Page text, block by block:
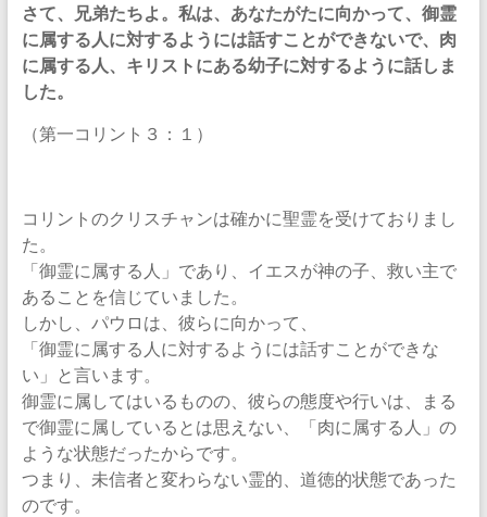
さて、兄弟たちよ。私は、あなたがたに向かって、御霊
に属する人に対するようには話すことができないで、肉
に属する人、キリストにある幼子に対するように話しま
した。
（第一コリント３：１）
コリントのクリスチャンは確かに聖霊を受けておりまし
た。
「御霊に属する人」であり、イエスが神の子、救い主で
あることを信じていました。
しかし、パウロは、彼らに向かって、
「御霊に属する人に対するようには話すことができな
い」と言います。
御霊に属してはいるものの、彼らの態度や行いは、まる
で御霊に属しているとは思えない、「肉に属する人」の
ような状態だったからです。
つまり、未信者と変わらない霊的、道徳的状態であった
のです。